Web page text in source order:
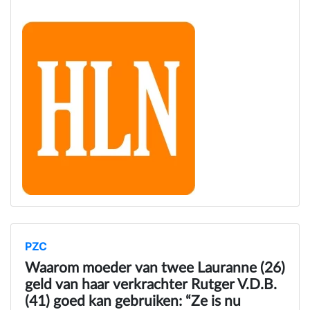
PZC
Waarom moeder van twee Lauranne (26)
geld van haar verkrachter Rutger V.D.B.
(41) goed kan gebruiken: “Ze is nu